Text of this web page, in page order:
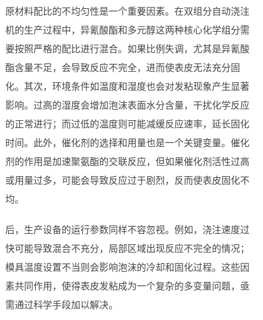
原材料配比的不均匀性是一个重要因素。在双组分自动浇注
机的生产过程中，异氰酸酯和多元醇这两种核心化学组分需
要按照严格的配比进行混合。如果比例失调，尤其是异氰酸
酯含量不足，会导致反应不完全，进而使表皮无法充分固
化。其次，环境条件如温度和湿度也会对发粘现象产生显著
影响。过高的湿度会增加泡沫表面水分含量，干扰化学反应
的正常进行；而过低的温度则可能减缓反应速率，延长固化
时间。此外，催化剂的选择和用量也是一个关键变量。催化
剂的作用是加速聚氨酯的交联反应，但如果催化剂活性过高
或用量过多，可能会导致反应过于剧烈，反而使表皮固化不
均。
后，生产设备的运行参数同样不容忽视。例如，浇注速度过
快可能导致混合不充分，局部区域出现反应不完全的情况；
模具温度设置不当则会影响泡沫的冷却和固化过程。这些因
素共同作用，使得表皮发粘成为一个复杂的多变量问题，亟
需通过科学手段加以解决。